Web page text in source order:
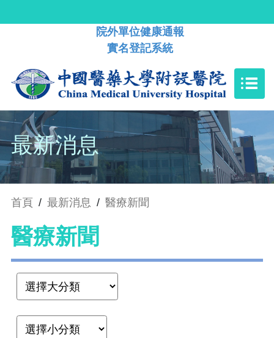
院外單位健康通報
實名登記系統
最新消息
首頁 / 最新消息 / 醫療新聞
醫療新聞